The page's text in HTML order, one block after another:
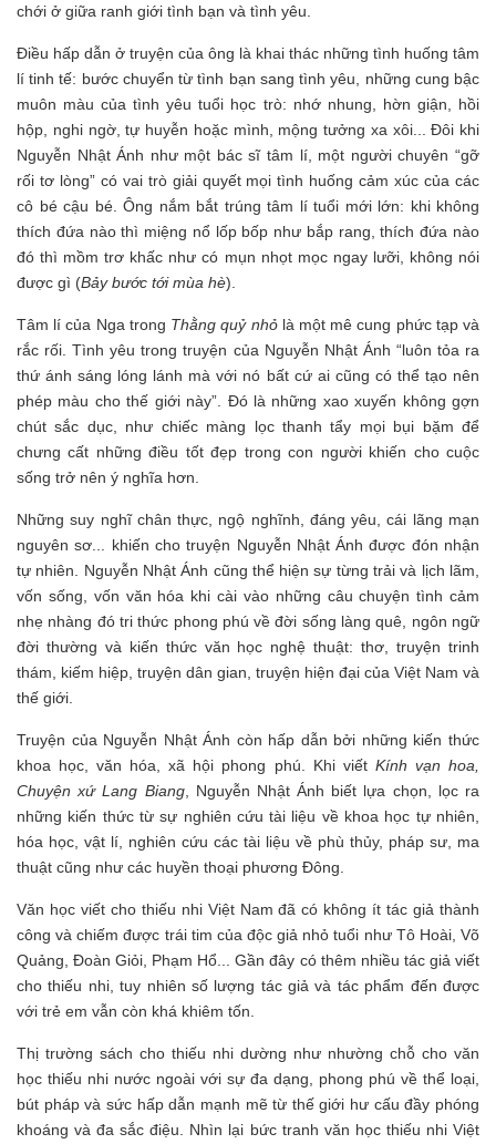
chới ở giữa ranh giới tình bạn và tình yêu.
Điều hấp dẫn ở truyện của ông là khai thác những tình huống tâm
lí tinh tế: bước chuyển từ tình bạn sang tình yêu, những cung bậc
muôn màu của tình yêu tuổi học trò: nhớ nhung, hờn giận, hồi
hộp, nghi ngờ, tự huyễn hoặc mình, mộng tưởng xa xôi... Đôi khi
Nguyễn Nhật Ánh như một bác sĩ tâm lí, một người chuyên “gỡ
rối tơ lòng” có vai trò giải quyết mọi tình huống cảm xúc của các
cô bé cậu bé. Ông nắm bắt trúng tâm lí tuổi mới lớn: khi không
thích đứa nào thì miệng nổ lốp bốp như bắp rang, thích đứa nào
đó thì mồm trơ khấc như có mụn nhọt mọc ngay lưỡi, không nói
được gì (Bảy bước tới mùa hè).
Tâm lí của Nga trong Thằng quỷ nhỏ là một mê cung phức tạp và
rắc rối. Tình yêu trong truyện của Nguyễn Nhật Ánh “luôn tỏa ra
thứ ánh sáng lóng lánh mà với nó bất cứ ai cũng có thể tạo nên
phép màu cho thế giới này”. Đó là những xao xuyến không gợn
chút sắc dục, như chiếc màng lọc thanh tẩy mọi bụi bặm để
chưng cất những điều tốt đẹp trong con người khiến cho cuộc
sống trở nên ý nghĩa hơn.
Những suy nghĩ chân thực, ngộ nghĩnh, đáng yêu, cái lãng mạn
nguyên sơ... khiến cho truyện Nguyễn Nhật Ánh được đón nhận
tự nhiên. Nguyễn Nhật Ánh cũng thể hiện sự từng trải và lịch lãm,
vốn sống, vốn văn hóa khi cài vào những câu chuyện tình cảm
nhẹ nhàng đó tri thức phong phú về đời sống làng quê, ngôn ngữ
đời thường và kiến thức văn học nghệ thuật: thơ, truyện trinh
thám, kiếm hiệp, truyện dân gian, truyện hiện đại của Việt Nam và
thế giới.
Truyện của Nguyễn Nhật Ánh còn hấp dẫn bởi những kiến thức
khoa học, văn hóa, xã hội phong phú. Khi viết Kính vạn hoa,
Chuyện xứ Lang Biang, Nguyễn Nhật Ánh biết lựa chọn, lọc ra
những kiến thức từ sự nghiên cứu tài liệu về khoa học tự nhiên,
hóa học, vật lí, nghiên cứu các tài liệu về phù thủy, pháp sư, ma
thuật cũng như các huyền thoại phương Đông.
Văn học viết cho thiếu nhi Việt Nam đã có không ít tác giả thành
công và chiếm được trái tim của độc giả nhỏ tuổi như Tô Hoài, Võ
Quảng, Đoàn Giỏi, Phạm Hổ... Gần đây có thêm nhiều tác giả viết
cho thiếu nhi, tuy nhiên số lượng tác giả và tác phẩm đến được
với trẻ em vẫn còn khá khiêm tốn.
Thị trường sách cho thiếu nhi dường như nhường chỗ cho văn
học thiếu nhi nước ngoài với sự đa dạng, phong phú về thể loại,
bút pháp và sức hấp dẫn mạnh mẽ từ thế giới hư cấu đầy phóng
khoáng và đa sắc điệu. Nhìn lại bức tranh văn học thiếu nhi Việt